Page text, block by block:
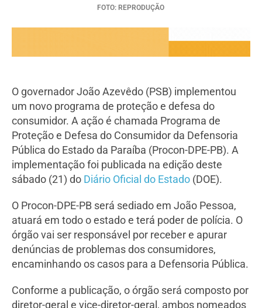
FOTO: REPRODUÇÃO
O governador João Azevêdo (PSB) implementou
um novo programa de proteção e defesa do
consumidor. A ação é chamada Programa de
Proteção e Defesa do Consumidor da Defensoria
Pública do Estado da Paraíba (Procon-DPE-PB). A
implementação foi publicada na edição deste
sábado (21) do Diário Oficial do Estado (DOE).
O Procon-DPE-PB será sediado em João Pessoa,
atuará em todo o estado e terá poder de polícia. O
órgão vai ser responsável por receber e apurar
denúncias de problemas dos consumidores,
encaminhando os casos para a Defensoria Pública.
Conforme a publicação, o órgão será composto por
diretor-geral e vice-diretor-geral, ambos nomeados